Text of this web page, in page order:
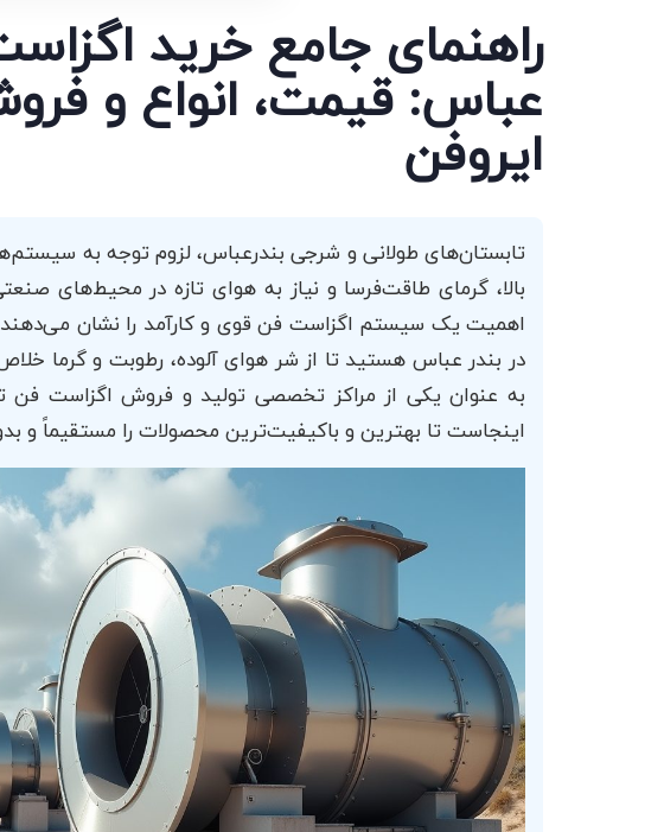
راهنمای جامع خرید
عباس: قیمت، انواع و
ایروفن
تابستان‌های طولانی و شرجی بندرعباس، لزوم توجه به
بالا، گرمای طاقت‌فرسا و نیاز به هوای تازه در محیط‌های
اهمیت یک سیستم اگزاست فن قوی و کارآمد را نشان می‌دهند.
در بندر عباس هستید تا از شر هوای آلوده، رطوبت و گرما
به عنوان یکی از مراکز تخصصی تولید و فروش اگزاست فن
اینجاست تا بهترین و باکیفیت‌ترین محصولات را مستقیماً و